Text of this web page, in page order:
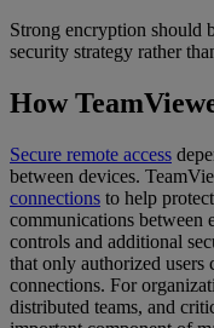
Strong encryption should
security strategy rather
How
Secure remote access
between devices.
connections to help
communications between
controls and additional
that only authorized users
connections. For
distributed teams, and